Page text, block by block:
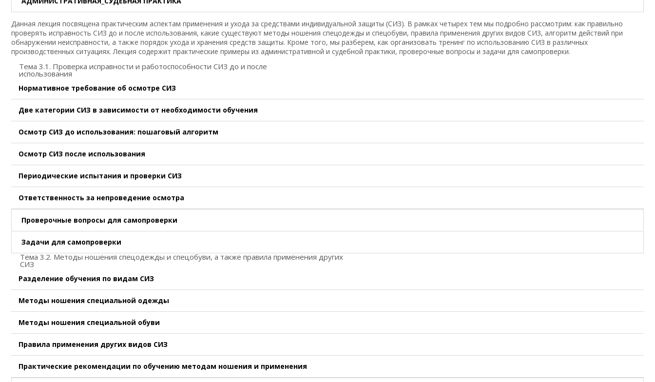
Данная лекция посвящена практическим аспектам применения и ухода за средствами индивидуальной защиты (СИЗ). В рамках четырех тем мы подробно рассмотрим: как правильно
проверять исправность СИЗ до и после использования, какие существуют методы ношения спецодежды и спецобуви, правила применения других видов СИЗ, алгоритм действий при
обнаружении неисправности, а также порядок ухода и хранения средств защиты. Кроме того, мы разберем, как организовать тренинг по использованию СИЗ в различных
производственных ситуациях. Лекция содержит практические примеры из административной и судебной практики, проверочные вопросы и задачи для самопроверки.
Тема 3.1. Проверка исправности и работоспособности СИЗ до и после
использования
Нормативное требование об осмотре СИЗ
Две категории СИЗ в зависимости от необходимости обучения
Осмотр СИЗ до использования: пошаговый алгоритм
Осмотр СИЗ после использования
Периодические испытания и проверки СИЗ
Ответственность за непроведение осмотра
Проверочные вопросы для самопроверки
Задачи для самопроверки
Тема 3.2. Методы ношения спецодежды и спецобуви, а также правила применения других
СИЗ
Разделение обучения по видам СИЗ
Методы ношения специальной одежды
Методы ношения специальной обуви
Правила применения других видов СИЗ
Практические рекомендации по обучению методам ношения и применения